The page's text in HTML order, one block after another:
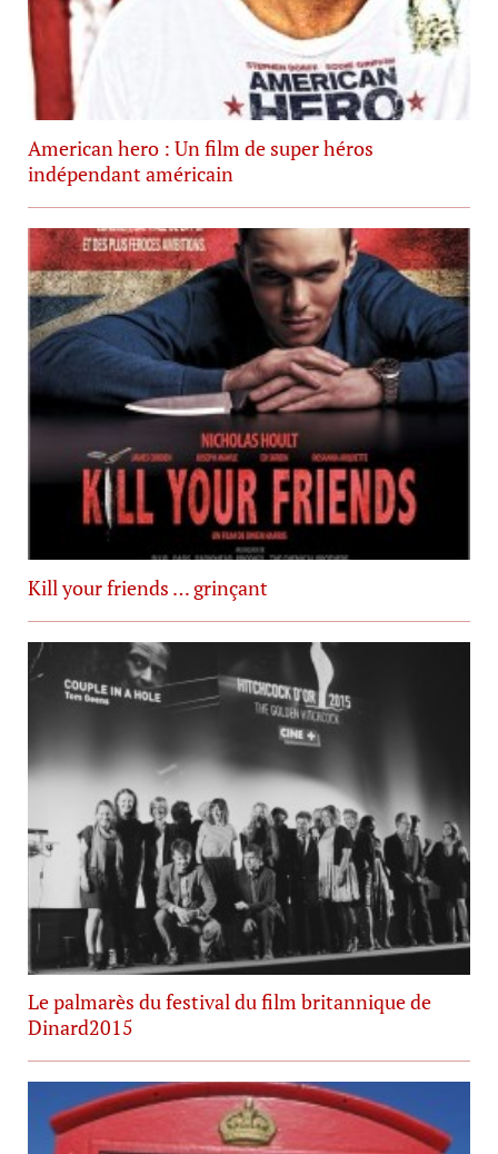
American hero : Un film de super héros
indépendant américain
Kill your friends … grinçant
Le palmarès du festival du film britannique de
Dinard2015